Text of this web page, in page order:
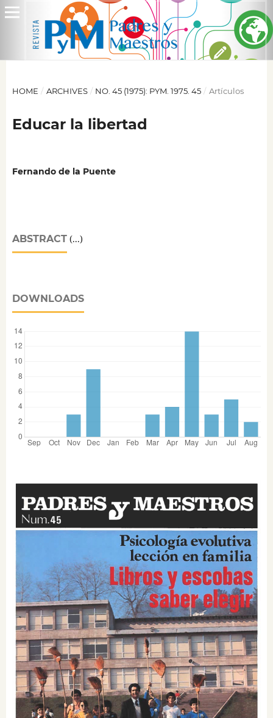
HOME / ARCHIVES / NO. 45 (1975): PYM. 1975. 45 / Artículos
Educar la libertad
Fernando de la Puente
ABSTRACT(...)
DOWNLOADS